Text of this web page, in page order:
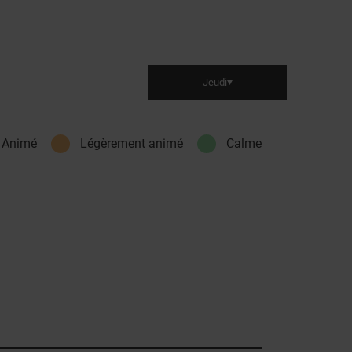
Jeudi
Animé Légèrement animé Calme